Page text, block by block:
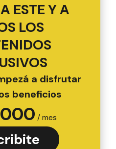
ESTE Y A
LOS
a disfrutar
beneficios
/ mes